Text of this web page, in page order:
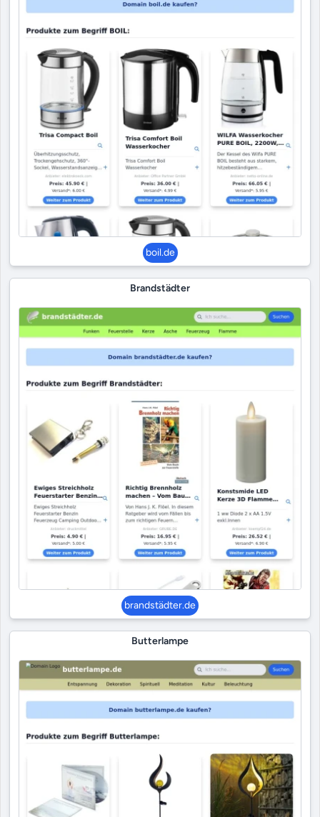
boil.de
Brandstädter
brandstädter.de
Butterlampe